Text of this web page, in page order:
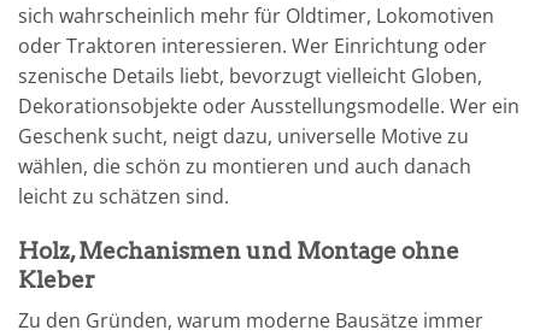
sich wahrscheinlich mehr für Oldtimer, Lokomotiven
oder Traktoren interessieren. Wer Einrichtung oder
szenische Details liebt, bevorzugt vielleicht Globen,
Dekorationsobjekte oder Ausstellungsmodelle. Wer ein
Geschenk sucht, neigt dazu, universelle Motive zu
wählen, die schön zu montieren und auch danach
leicht zu schätzen sind.
Holz, Mechanismen und Montage ohne
Kleber
Zu den Gründen, warum moderne Bausätze immer